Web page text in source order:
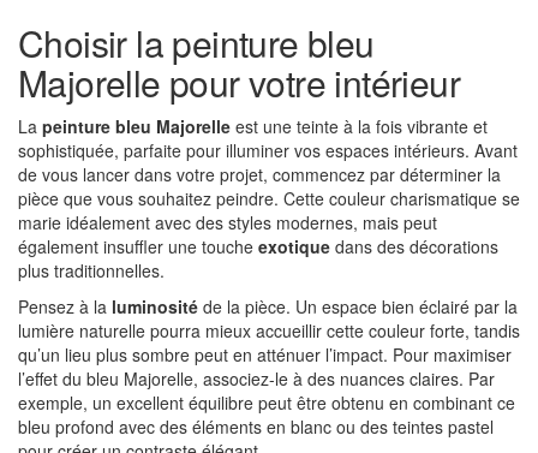
Choisir la peinture bleu
Majorelle pour votre intérieur
La peinture bleu Majorelle est une teinte à la fois vibrante et
sophistiquée, parfaite pour illuminer vos espaces intérieurs. Avant
de vous lancer dans votre projet, commencez par déterminer la
pièce que vous souhaitez peindre. Cette couleur charismatique se
marie idéalement avec des styles modernes, mais peut
également insuffler une touche exotique dans des décorations
plus traditionnelles.
Pensez à la luminosité de la pièce. Un espace bien éclairé par la
lumière naturelle pourra mieux accueillir cette couleur forte, tandis
qu’un lieu plus sombre peut en atténuer l’impact. Pour maximiser
l’effet du bleu Majorelle, associez-le à des nuances claires. Par
exemple, un excellent équilibre peut être obtenu en combinant ce
bleu profond avec des éléments en blanc ou des teintes pastel